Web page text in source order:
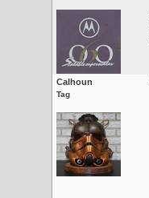
Calhoun
Tag